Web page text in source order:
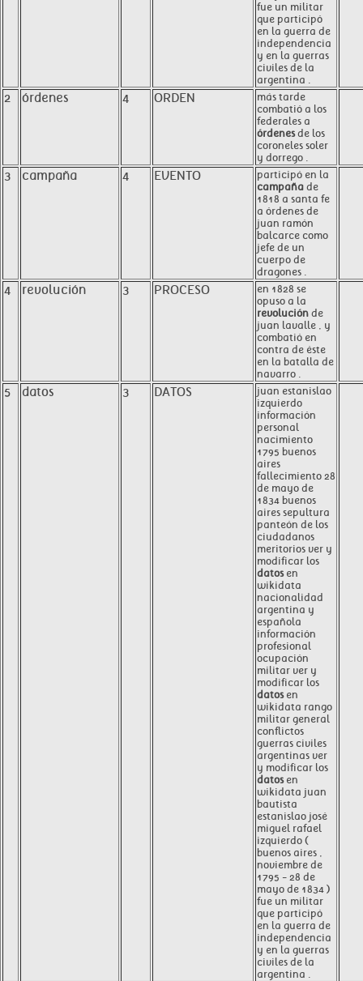
fue un militar
que participó
en la guerra de
independencia
y en la guerras
civiles de la
argentina .
2 órdenes 4 ORDEN
más tarde
combatió a los
federales a
órdenesde los
coroneles soler
y dorrego .
3 campaña 4 EVENTO
participó en la
campaña de
1818 a santa fe
a órdenes de
juan ramón
balcarce como
jefe de un
cuerpo de
dragones .
4 revolución 3 PROCESO
en 1828 se
opuso a la
revolución de
juan lavalle , y
combatió en
contra de éste
en la batalla de
navarro .
5 datos 3 DATOS
juan estanislao
izquierdo
información
personal
nacimiento
1795 buenos
aires
fallecimiento 28
de mayo de
1834 buenos
aires sepultura
panteón de los
ciudadanos
meritorios ver y
modificar los
datosen
wikidata
nacionalidad
argentina y
española
información
profesional
ocupación
militar ver y
modificar los
datosen
wikidata rango
militar general
conflictos
guerras civiles
argentinas ver
y modificar los
datosen
wikidata juan
bautista
estanislao josé
miguel rafael
izquierdo (
buenos aires ,
noviembre de
1795 - 28 de
mayo de 1834 )
fue un militar
que participó
en la guerra de
independencia
y en la guerras
civiles de la
argentina .